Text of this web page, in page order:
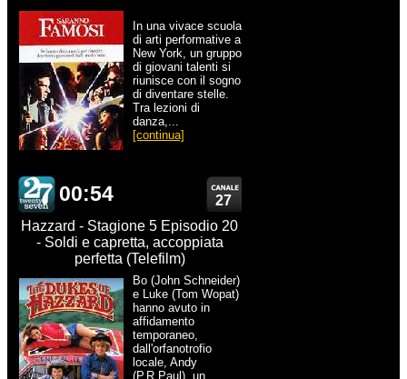
In una vivace scuola
di arti performative a
New York, un gruppo
di giovani talenti si
riunisce con il sogno
di diventare stelle.
Tra lezioni di
danza,...
[continua]
00:54
27
Hazzard - Stagione 5 Episodio 20
- Soldi e capretta, accoppiata
perfetta (Telefilm)
Bo (John Schneider)
e Luke (Tom Wopat)
hanno avuto in
affidamento
temporaneo,
dall'orfanotrofio
locale, Andy
(P.R.Paul), un